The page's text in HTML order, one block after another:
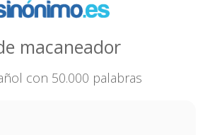
macaneador
con 50.000 palabras